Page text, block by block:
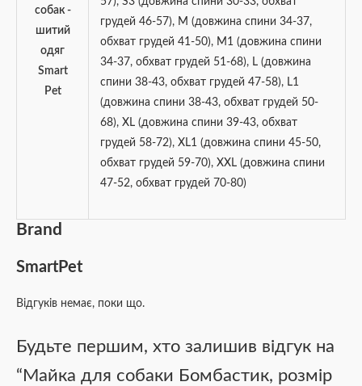
собак -
шитий
одяг
Smart
Pet
грудей 46-57), M (довжина спини 34-37,
обхват грудей 41-50), М1 (довжина спини
34-37, обхват грудей 51-68), L (довжина
спини 38-43, обхват грудей 47-58), L1
(довжина спини 38-43, обхват грудей 50-
68), XL (довжина спини 39-43, обхват
грудей 58-72), XL1 (довжина спини 45-50,
обхват грудей 59-70), XXL (довжина спини
47-52, обхват грудей 70-80)
Brand
SmartPet
Відгуків немає, поки що.
Будьте першим, хто залишив відгук на
“Майка для собаки Бомбастик, розмір